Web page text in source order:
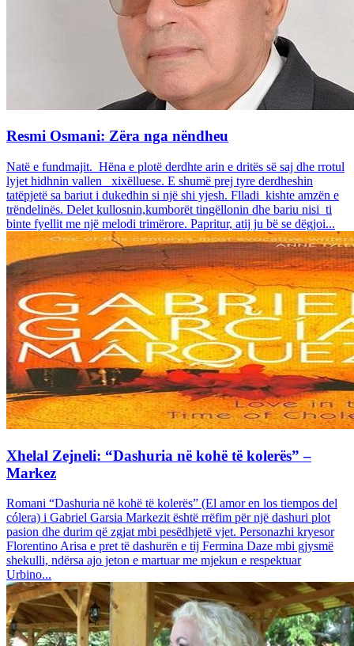
Resmi Osmani: Zëra nga nëndheu
Natë e fundmajit. Hëna e plotë derdhte arin e dritës së saj dhe rrotul
lyjet hidhnin vallen xixëlluese. E shumë prej tyre derdheshin
tatëpjetë sa bariut i dukedhin si një shi yjesh. Flladi kishte amzën e
trëndelinës. Delet kullosnin,kumborët tingëllonin dhe bariu nisi ti
binte fyellit me një melodi trimërore. Papritur, atij ju bë se dëgjoi...
Xhelal Zejneli: “Dashuria në kohë të kolerës” –
Markez
Romani “Dashuria në kohë të kolerës” (El amor en los tiempos del
cólera) i Gabriel Garsia Markezit është rrëfim për një dashuri plot
pasion dhe durim që zgjat mbi pesëdhjetë vjet. Personazhi kryesor
Florentino Arisa e pret të dashurën e tij Fermina Daze mbi gjysmë
shekulli, ndërsa ajo jeton e martuar me mjekun e respektuar
Urbino...